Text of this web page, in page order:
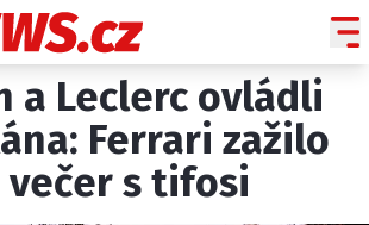
NOVINKY
GRAND PRIX
PADDOCK LINE
a Leclerc ovládli
Ferrari zažilo
večer s tifosi